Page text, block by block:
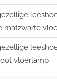
matzwarte
vloerlamp